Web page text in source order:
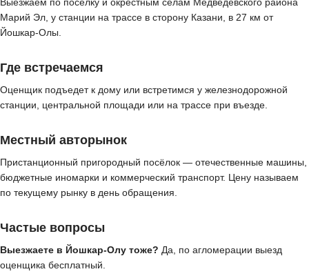
Марий Эл, у станции на трассе в сторону Казани, в 27 км от
Йошкар-Олы.
Где встречаемся
Оценщик подъедет к дому или встретимся у железнодорожной
станции, центральной площади или на трассе при въезде.
Местный авторынок
Пристанционный пригородный посёлок — отечественные машины,
бюджетные иномарки и коммерческий транспорт. Цену называем
по текущему рынку в день обращения.
Частые вопросы
Выезжаете в Йошкар-Олу тоже? Да, по агломерации выезд
оценщика бесплатный.